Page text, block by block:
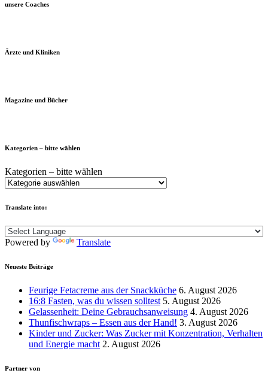
unsere Coaches
Ärzte und Kliniken
Magazine und Bücher
Kategorien – bitte wählen
Kategorien – bitte wählen
Translate into:
Powered by Translate
Neueste Beiträge
Feurige Fetacreme aus der Snackküche 6. August 2026
16:8 Fasten, was du wissen solltest 5. August 2026
Gelassenheit: Deine Gebrauchsanweisung 4. August 2026
Thunfischwraps – Essen aus der Hand! 3. August 2026
Kinder und Zucker: Was Zucker mit Konzentration, Verhalten
und Energie macht 2. August 2026
Partner von